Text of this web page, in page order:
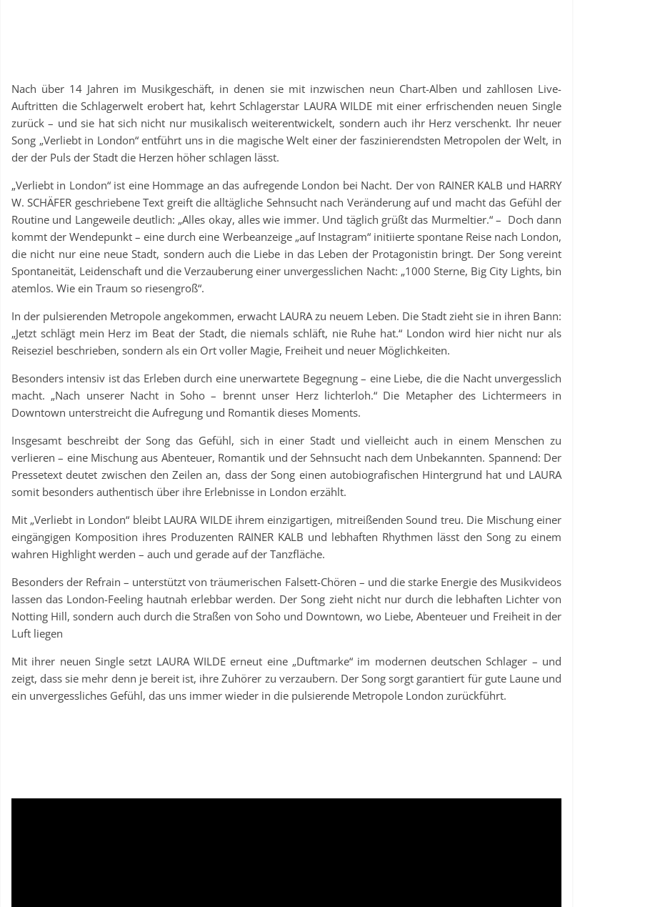
Nach über 14 Jahren im Musikgeschäft, in denen sie mit inzwischen neun Chart-Alben und zahllosen Live-
Auftritten die Schlagerwelt erobert hat, kehrt Schlagerstar LAURA WILDE mit einer erfrischenden neuen Single
zurück – und sie hat sich nicht nur musikalisch weiterentwickelt, sondern auch ihr Herz verschenkt. Ihr neuer
Song „Verliebt in London“ entführt uns in die magische Welt einer der faszinierendsten Metropolen der Welt, in
der der Puls der Stadt die Herzen höher schlagen lässt.
„Verliebt in London“ ist eine Hommage an das aufregende London bei Nacht. Der von RAINER KALB und HARRY
W. SCHÄFER geschriebene Text greift die alltägliche Sehnsucht nach Veränderung auf und macht das Gefühl der
Routine und Langeweile deutlich: „Alles okay, alles wie immer. Und täglich grüßt das Murmeltier.“ – Doch dann
kommt der Wendepunkt – eine durch eine Werbeanzeige „auf Instagram“ initiierte spontane Reise nach London,
die nicht nur eine neue Stadt, sondern auch die Liebe in das Leben der Protagonistin bringt. Der Song vereint
Spontaneität, Leidenschaft und die Verzauberung einer unvergesslichen Nacht: „1000 Sterne, Big City Lights, bin
atemlos. Wie ein Traum so riesengroß“.
In der pulsierenden Metropole angekommen, erwacht LAURA zu neuem Leben. Die Stadt zieht sie in ihren Bann:
„Jetzt schlägt mein Herz im Beat der Stadt, die niemals schläft, nie Ruhe hat.“ London wird hier nicht nur als
Reiseziel beschrieben, sondern als ein Ort voller Magie, Freiheit und neuer Möglichkeiten.
Besonders intensiv ist das Erleben durch eine unerwartete Begegnung – eine Liebe, die die Nacht unvergesslich
macht. „Nach unserer Nacht in Soho – brennt unser Herz lichterloh.“ Die Metapher des Lichtermeers in
Downtown unterstreicht die Aufregung und Romantik dieses Moments.
Insgesamt beschreibt der Song das Gefühl, sich in einer Stadt und vielleicht auch in einem Menschen zu
verlieren – eine Mischung aus Abenteuer, Romantik und der Sehnsucht nach dem Unbekannten. Spannend: Der
Pressetext deutet zwischen den Zeilen an, dass der Song einen autobiografischen Hintergrund hat und LAURA
somit besonders authentisch über ihre Erlebnisse in London erzählt.
Mit „Verliebt in London“ bleibt LAURA WILDE ihrem einzigartigen, mitreißenden Sound treu. Die Mischung einer
eingängigen Komposition ihres Produzenten RAINER KALB und lebhaften Rhythmen lässt den Song zu einem
wahren Highlight werden – auch und gerade auf der Tanzfläche.
Besonders der Refrain – unterstützt von träumerischen Falsett-Chören – und die starke Energie des Musikvideos
lassen das London-Feeling hautnah erlebbar werden. Der Song zieht nicht nur durch die lebhaften Lichter von
Notting Hill, sondern auch durch die Straßen von Soho und Downtown, wo Liebe, Abenteuer und Freiheit in der
Luft liegen
Mit ihrer neuen Single setzt LAURA WILDE erneut eine „Duftmarke“ im modernen deutschen Schlager – und
zeigt, dass sie mehr denn je bereit ist, ihre Zuhörer zu verzaubern. Der Song sorgt garantiert für gute Laune und
ein unvergessliches Gefühl, das uns immer wieder in die pulsierende Metropole London zurückführt.